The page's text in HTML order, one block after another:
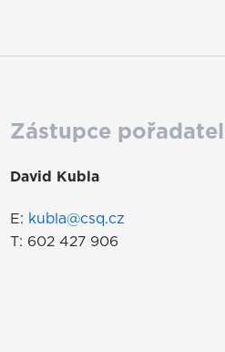
Zástupce
David Kubla
E: kubla@csq.cz
T: 602 427 906